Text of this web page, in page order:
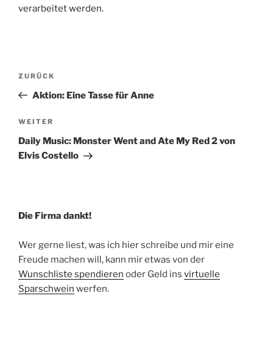
verarbeitet werden.
Beitragsnavigation
Vorheriger
Beitrag
ZURÜCK
Aktion: Eine Tasse für Anne
Nächster
Beitrag
WEITER
Daily Music: Monster Went and Ate My Red 2 von
Elvis Costello
Die Firma dankt!
Wer gerne liest, was ich hier schreibe und mir eine
Freude machen will, kann mir etwas von der
Wunschliste spendieren oder Geld ins virtuelle
Sparschwein werfen.